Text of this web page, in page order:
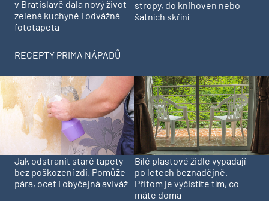
v Bratislavě dala nový život
zelená kuchyně i odvážná
fototapeta
stropy, do knihoven nebo
šatních skříní
RECEPTY PRIMA NÁPADŮ
Jak odstranit staré tapety
bez poškození zdi. Pomůže
pára, ocet i obyčejná aviváž
Bílé plastové židle vypadají
po letech beznadějně.
Přitom je vyčistíte tím, co
máte doma